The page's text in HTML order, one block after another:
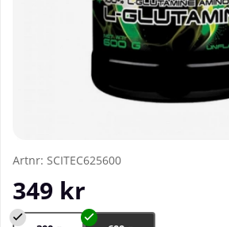
Artnr: SCITEC625600
349 kr